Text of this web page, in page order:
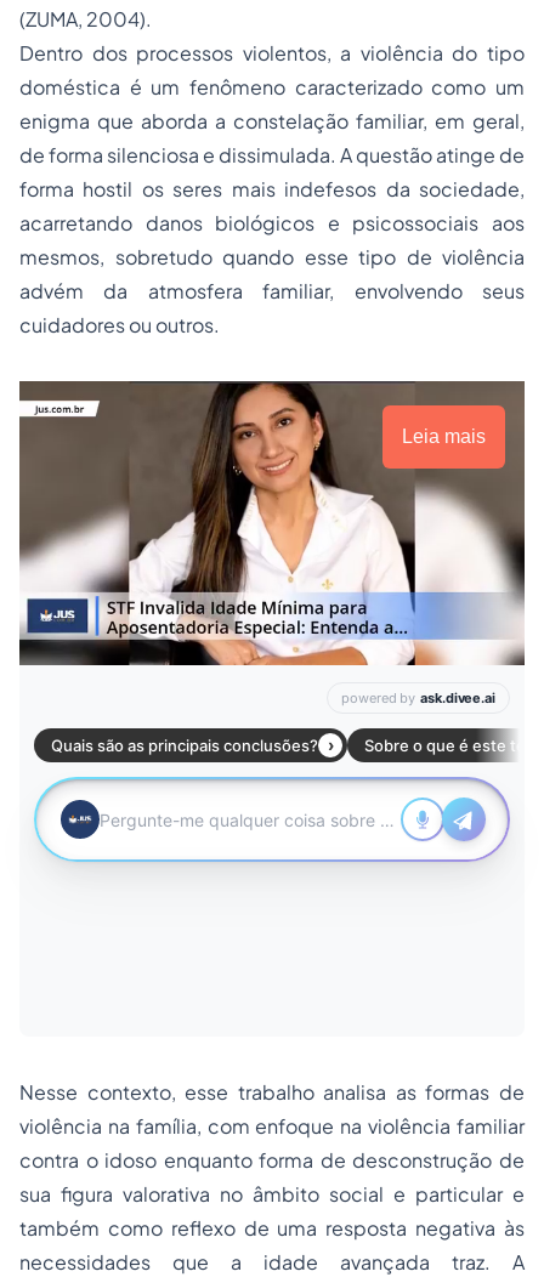
(ZUMA, 2004).
Dentro dos processos violentos, a violência do tipo
doméstica é um fenômeno caracterizado como um
enigma que aborda a constelação familiar, em geral,
de forma silenciosa e dissimulada. A questão atinge de
forma hostil os seres mais indefesos da sociedade,
acarretando danos biológicos e psicossociais aos
mesmos, sobretudo quando esse tipo de violência
advém da atmosfera familiar, envolvendo seus
cuidadores ou outros.
Leia mais
Nesse contexto, esse trabalho analisa as formas de
violência na família, com enfoque na violência familiar
contra o idoso enquanto forma de desconstrução de
sua figura valorativa no âmbito social e particular e
também como reflexo de uma resposta negativa às
necessidades que a idade avançada traz. A